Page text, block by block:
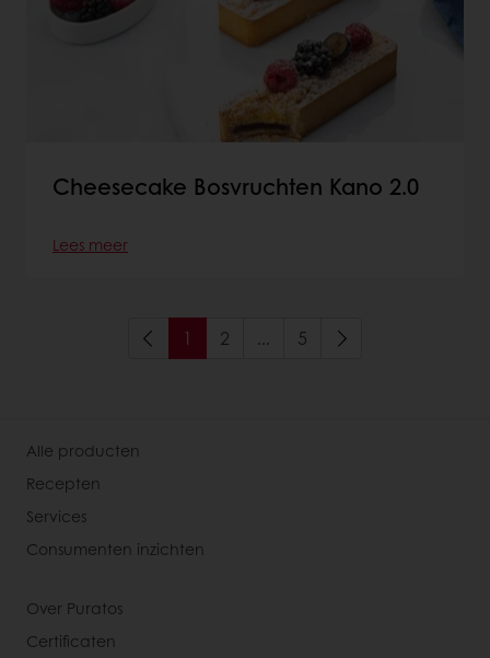
Cheesecake Bosvruchten Kano 2.0
Lees meer
1 2 ... 5
Alle producten
Recepten
Services
Consumenten inzichten
Over Puratos
Certificaten